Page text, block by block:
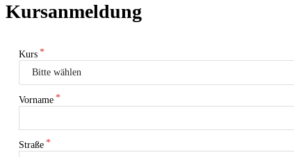
Kursanmeldung
Kurs
Vorname
Straße